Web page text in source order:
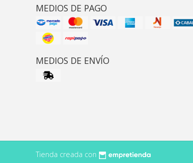
MEDIOS DE PAGO
MEDIOS DE ENVÍO
Tienda creada con